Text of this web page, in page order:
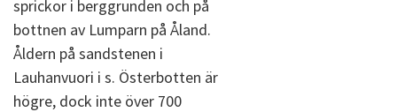
sprickor i berggrunden och på
bottnen av Lumparn på Åland.
Åldern på sandstenen i
Lauhanvuori i s. Österbotten är
högre, dock inte över 700